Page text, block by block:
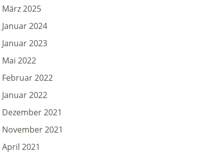
März 2025
Januar 2024
Januar 2023
Mai 2022
Februar 2022
Januar 2022
Dezember 2021
November 2021
April 2021